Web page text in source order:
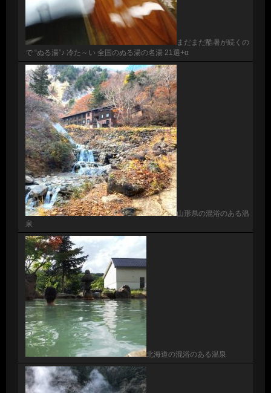
まだまだ酷暑が続くの
で “ぬる湯”♪ 冷た～い 全国のぬる湯の名湯 21選+α
山形県の混浴のある温
泉
北海道の混浴のある温泉